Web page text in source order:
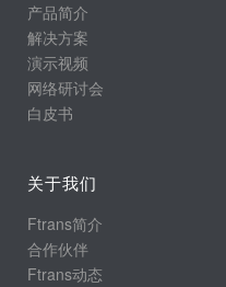
产品简介
解决方案
演示视频
网络研讨会
白皮书
关于我们
Ftrans简介
合作伙伴
Ftrans动态